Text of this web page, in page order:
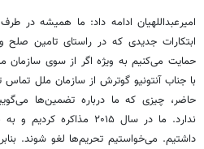
امیرعبداللهیان ادامه داد: ما همیشه در
ابتکارات جدیدی که در راستای تامین
با جناب آنتونیو گوترش از سازمان ملل تماس
حاضر، چیزی که ما درباره تضمین‌ها
ندارد. ما در سال ۲۰۱۵
داشتیم. می‌خواستیم تحریم‌ها ‌لغو شوند.